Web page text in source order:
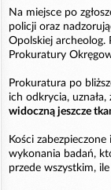
Na miejsce po
policji oraz
Opolskiej archeolog.
Prokuratury
Prokuratura po
ich odkrycia, uznała,
widoczną jeszcze
Kości
wykonania badań,
przede wszystkim,